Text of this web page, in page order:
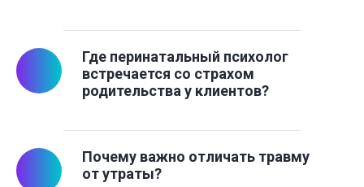
Где перинатальный психолог
встречается со страхом
родительства у клиентов?
Почему важно отличать травму
от утраты?